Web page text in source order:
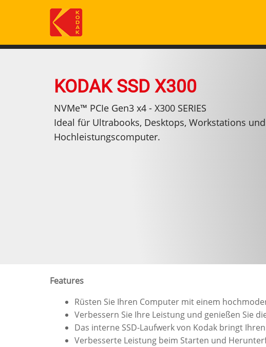
content
KODAK SSD X300
NVMe™ PCIe Gen3 x4 - X300 SERIES
Ideal für Ultrabooks, Desktops, Workstations und
Hochleistungscomputer.
Features
Rüsten Sie Ihren Computer mit einem
Verbessern Sie Ihre Leistung und genießen Sie
Das interne SSD-Laufwerk von Kodak bringt
Verbesserte Leistung beim Starten und